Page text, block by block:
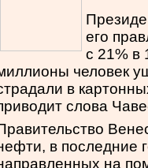
его
с 21% в
человек
в
слова
в последние
на